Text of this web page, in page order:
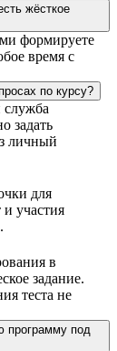
жёсткое
формируете
время с
по курсу?
служба
задать
личный
для
участия
в
задание.
теста не
программу под